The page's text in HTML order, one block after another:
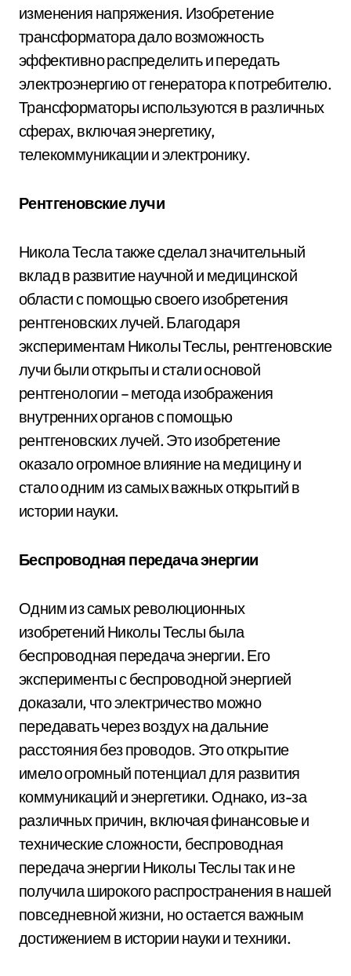
изменения напряжения. Изобретение
трансформатора дало возможность
эффективно распределить и передать
электроэнергию от генератора к потребителю.
Трансформаторы используются в различных
сферах, включая энергетику,
телекоммуникации и электронику.
Рентгеновские лучи
Никола Тесла также сделал значительный
вклад в развитие научной и медицинской
области с помощью своего изобретения
рентгеновских лучей. Благодаря
экспериментам Николы Теслы, рентгеновские
лучи были открыты и стали основой
рентгенологии – метода изображения
внутренних органов с помощью
рентгеновских лучей. Это изобретение
оказало огромное влияние на медицину и
стало одним из самых важных открытий в
истории науки.
Беспроводная передача энергии
Одним из самых революционных
изобретений Николы Теслы была
беспроводная передача энергии. Его
эксперименты с беспроводной энергией
доказали, что электричество можно
передавать через воздух на дальние
расстояния без проводов. Это открытие
имело огромный потенциал для развития
коммуникаций и энергетики. Однако, из-за
различных причин, включая финансовые и
технические сложности, беспроводная
передача энергии Николы Теслы так и не
получила широкого распространения в нашей
повседневной жизни, но остается важным
достижением в истории науки и техники.